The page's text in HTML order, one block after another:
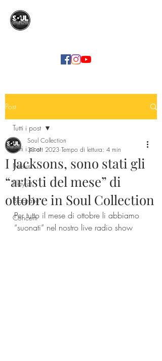
Post
Tutti i post
News
Playlist
Biografie
Concerti
Tutti i post
I Jacksons, sono stati gli
“artisti del mese” di
ottobre in Soul Collection
Soul Collection
30 ott 2023 Tempo di lettura: 4 min
Per tutto il mese di ottobre li abbiamo
“suonati” nel nostro live radio show